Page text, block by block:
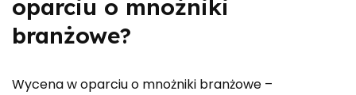
oparciu o mnożniki
branżowe?
Wycena w oparciu o mnożniki branżowe –